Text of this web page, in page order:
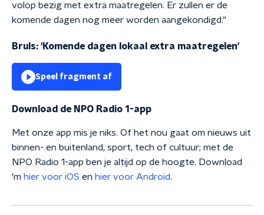
volop bezig met extra maatregelen. Er zullen er de
komende dagen nog meer worden aangekondigd."
Bruls: 'Komende dagen lokaal extra maatregelen'
Speel fragment af
Download de NPO Radio 1-app
Met onze app mis je niks. Of het nou gaat om nieuws uit
binnen- en buitenland, sport, tech of cultuur; met de
NPO Radio 1-app ben je altijd op de hoogte. Download
'm hier voor iOS en hier voor Android.